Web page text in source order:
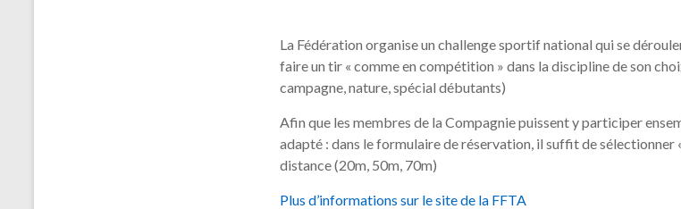
La Fédération organise un challenge sportif national qui se
faire un tir « comme en compétition » dans la discipline de son
campagne, nature, spécial débutants)
Afin que les membres de la Compagnie puissent y participer
adapté : dans le formulaire de réservation, il suffit de sélectionner
distance (20m, 50m, 70m)
Plus d’informations sur le site de la FFTA